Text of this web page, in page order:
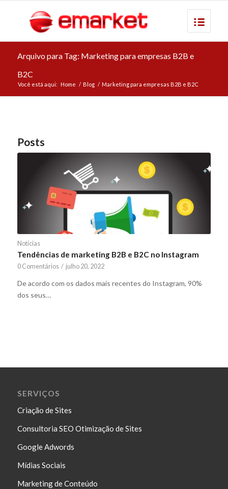
Arquivo para Tag: Marketing para empresas B2B e
B2C
Você está aqui: Home / Blog / Marketing para empresas B2B e B2C
Posts
Notícias
Tendências de marketing B2B e B2C no Instagram
0 Comentários / julho 20, 2022
De acordo com os dados mais recentes do Instagram, 90%
dos seus…
SERVIÇOS
Criação de Sites
Consultoria SEO Otimização de Sites
Google Adwords
Mídias Sociais
Marketing de Conteúdo